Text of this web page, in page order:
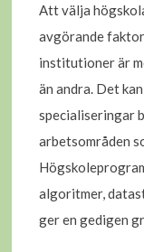
Att välja
avgörande
institutioner är
än andra. Det
specialiseringar
arbetsområden
algoritmer,
ger en gedigen